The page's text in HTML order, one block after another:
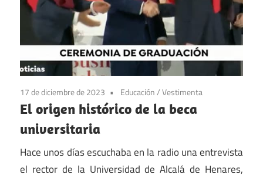
17 de diciembre de 2023 Educación/Vestimenta
El origen histórico de la beca
universitaria
Hace unos días escuchaba en la radio una entrevista
el rector de la Universidad de Alcalá de Henares,